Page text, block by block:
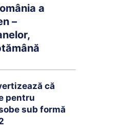
a
–
că
pentru
sub formă